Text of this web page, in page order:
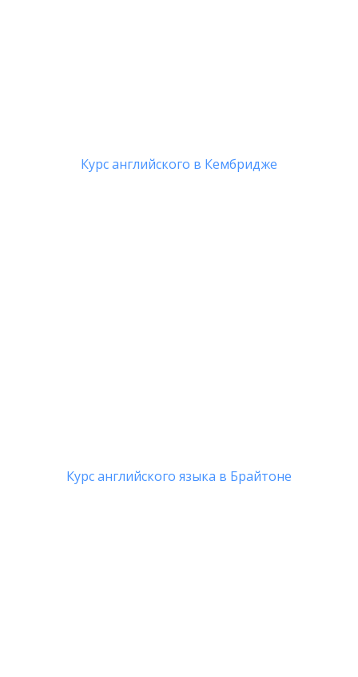
Курс английского в Кембридже
Курс английского языка в Брайтоне